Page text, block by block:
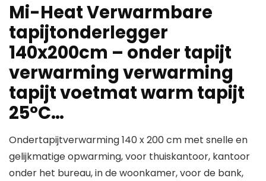
Mi-Heat Verwarmbare
tapijtonderlegger
140x200cm – onder tapijt
verwarming verwarming
tapijt voetmat warm tapijt
25°C…
Ondertapijtverwarming 140 x 200 cm met snelle en
gelijkmatige opwarming, voor thuiskantoor, kantoor
onder het bureau, in de woonkamer, voor de bank,